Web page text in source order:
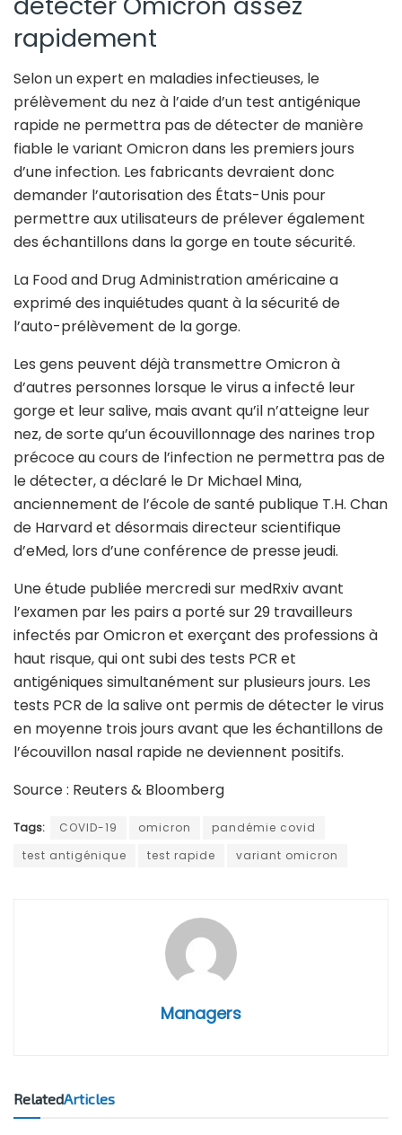
rapidement
Selon un expert en maladies infectieuses, le
prélèvement du nez à l’aide d’un test antigénique
rapide ne permettra pas de détecter de manière
fiable le variant Omicron dans les premiers jours
d’une infection. Les fabricants devraient donc
demander l’autorisation des États-Unis pour
permettre aux utilisateurs de prélever également
des échantillons dans la gorge en toute sécurité.
La Food and Drug Administration américaine a
exprimé des inquiétudes quant à la sécurité de
l’auto-prélèvement de la gorge.
Les gens peuvent déjà transmettre Omicron à
d’autres personnes lorsque le virus a infecté leur
gorge et leur salive, mais avant qu’il n’atteigne leur
nez, de sorte qu’un écouvillonnage des narines trop
précoce au cours de l’infection ne permettra pas de
le détecter, a déclaré le Dr Michael Mina,
anciennement de l’école de santé publique T.H. Chan
de Harvard et désormais directeur scientifique
d’eMed, lors d’une conférence de presse jeudi.
Une étude publiée mercredi sur medRxiv avant
l’examen par les pairs a porté sur 29 travailleurs
infectés par Omicron et exerçant des professions à
haut risque, qui ont subi des tests PCR et
antigéniques simultanément sur plusieurs jours. Les
tests PCR de la salive ont permis de détecter le virus
en moyenne trois jours avant que les échantillons de
l’écouvillon nasal rapide ne deviennent positifs.
Source : Reuters & Bloomberg
Tags: COVID-19 omicron
pandémie covid
test antigénique
test rapide variant omicron
Managers
RelatedArticles